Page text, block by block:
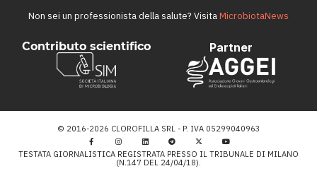
Non sei un professionista della salute? VisitaMicrobiotaNews
Contributo scientifico Partner
© 2016-2026 CLOROFILLA SRL - P. IVA 05299040963
TESTATA GIORNALISTICA REGISTRATA PRESSO IL TRIBUNALE DI MILANO
(N.147 DEL 24/04/18).